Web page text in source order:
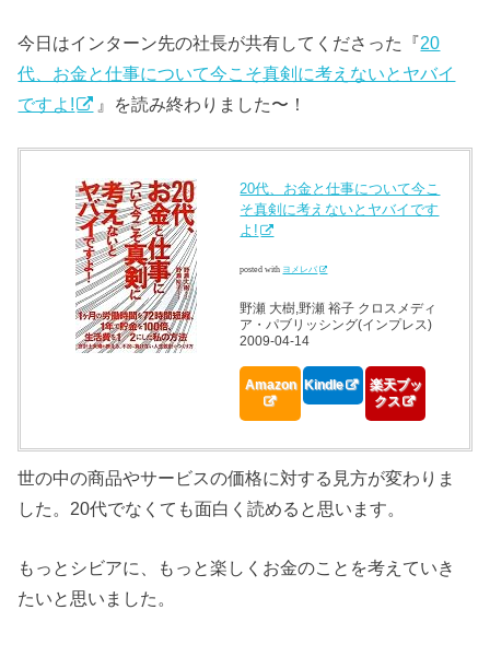
今日はインターン先の社長が共有してくださった『20
代、お金と仕事について今こそ真剣に考えないとヤバイ
ですよ!
』を読み終わりました〜！
20代、お金と仕事について今こ
そ真剣に考えないとヤバイです
よ!
posted with ヨメレバ
野瀬 大樹,野瀬 裕子 クロスメディ
ア・パブリッシング(インプレス)
2009-04-14
Amazon Kindle
楽天ブッ
クス
世の中の商品やサービスの価格に対する見方が変わりま
した。20代でなくても面白く読めると思います。
もっとシビアに、もっと楽しくお金のことを考えていき
たいと思いました。